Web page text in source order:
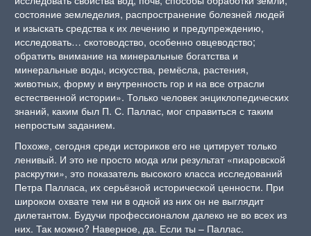
состояние земледелия, распространение болезней людей
и изыскать средства к их лечению и предупреждению,
исследовать… скотоводство, особенно овцеводство;
обратить внимание на минеральные богатства и
минеральные воды, искусства, ремёсла, растения,
животных, форму и внутренность гор и на все отрасли
естественной истории». Только человек энциклопедических
знаний, каким был П. С. Паллас, мог справиться с таким
непростым заданием.
Похоже, сегодня среди историков его не цитирует только
ленивый. И это не просто мода или результат «пиаровской
раскрутки», это показатель высокого класса исследований
Петра Палласа, их серьёзной исторической ценности. При
широком охвате тем ни в одной из них он не выглядит
дилетантом. Будучи профессионалом далеко не во всех из
них. Так можно? Наверное, да. Если ты – Паллас.